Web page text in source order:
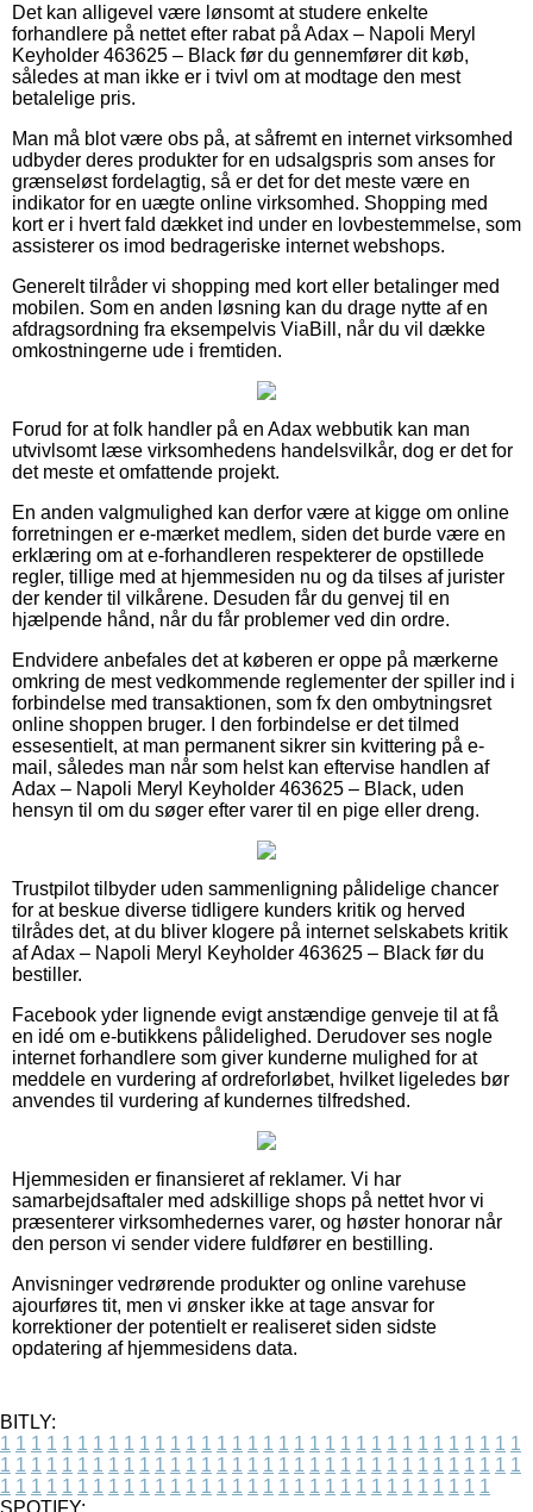
Det kan alligevel være lønsomt at studere enkelte
forhandlere på nettet efter rabat på Adax – Napoli Meryl
Keyholder 463625 – Black før du gennemfører dit køb,
således at man ikke er i tvivl om at modtage den mest
betalelige pris.
Man må blot være obs på, at såfremt en internet virksomhed
udbyder deres produkter for en udsalgspris som anses for
grænseløst fordelagtig, så er det for det meste være en
indikator for en uægte online virksomhed. Shopping med
kort er i hvert fald dækket ind under en lovbestemmelse, som
assisterer os imod bedrageriske internet webshops.
Generelt tilråder vi shopping med kort eller betalinger med
mobilen. Som en anden løsning kan du drage nytte af en
afdragsordning fra eksempelvis ViaBill, når du vil dække
omkostningerne ude i fremtiden.
Forud for at folk handler på en Adax webbutik kan man
utvivlsomt læse virksomhedens handelsvilkår, dog er det for
det meste et omfattende projekt.
En anden valgmulighed kan derfor være at kigge om online
forretningen er e-mærket medlem, siden det burde være en
erklæring om at e-forhandleren respekterer de opstillede
regler, tillige med at hjemmesiden nu og da tilses af jurister
der kender til vilkårene. Desuden får du genvej til en
hjælpende hånd, når du får problemer ved din ordre.
Endvidere anbefales det at køberen er oppe på mærkerne
omkring de mest vedkommende reglementer der spiller ind i
forbindelse med transaktionen, som fx den ombytningsret
online shoppen bruger. I den forbindelse er det tilmed
essesentielt, at man permanent sikrer sin kvittering på e-
mail, således man når som helst kan eftervise handlen af
Adax – Napoli Meryl Keyholder 463625 – Black, uden
hensyn til om du søger efter varer til en pige eller dreng.
Trustpilot tilbyder uden sammenligning pålidelige chancer
for at beskue diverse tidligere kunders kritik og herved
tilrådes det, at du bliver klogere på internet selskabets kritik
af Adax – Napoli Meryl Keyholder 463625 – Black før du
bestiller.
Facebook yder lignende evigt anstændige genveje til at få
en idé om e-butikkens pålidelighed. Derudover ses nogle
internet forhandlere som giver kunderne mulighed for at
meddele en vurdering af ordreforløbet, hvilket ligeledes bør
anvendes til vurdering af kundernes tilfredshed.
Hjemmesiden er finansieret af reklamer. Vi har
samarbejdsaftaler med adskillige shops på nettet hvor vi
præsenterer virksomhedernes varer, og høster honorar når
den person vi sender videre fuldfører en bestilling.
Anvisninger vedrørende produkter og online varehuse
ajourføres tit, men vi ønsker ikke at tage ansvar for
korrektioner der potentielt er realiseret siden sidste
opdatering af hjemmesidens data.
BITLY:
1 1 1 1 1 1 1 1 1 1 1 1 1 1 1 1 1 1 1 1 1 1 1 1 1 1 1 1 1 1 1 1 1 1
1 1 1 1 1 1 1 1 1 1 1 1 1 1 1 1 1 1 1 1 1 1 1 1 1 1 1 1 1 1 1 1 1 1
1 1 1 1 1 1 1 1 1 1 1 1 1 1 1 1 1 1 1 1 1 1 1 1 1 1 1 1 1 1 1 1
SPOTIFY: